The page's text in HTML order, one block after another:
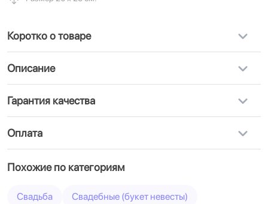
Коротко о товаре
Описание
Гарантия качества
Оплата
Похожие по категориям
Свадьба Свадебные (букет невесты)